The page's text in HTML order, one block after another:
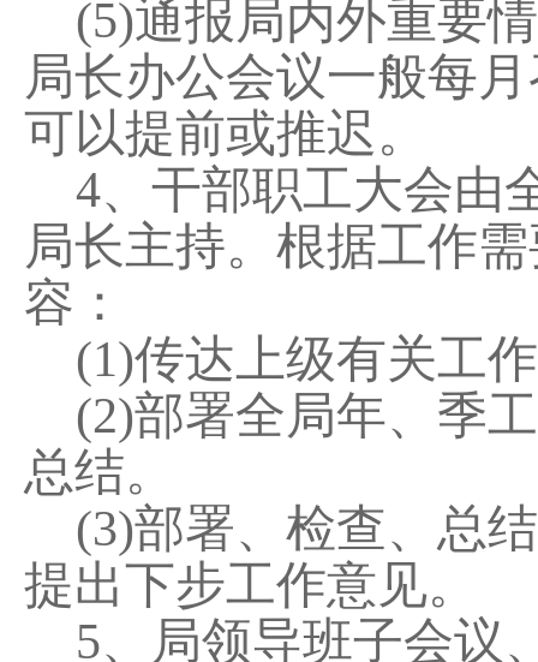
(5)通报局内外重要
局长办公会议一般每
可以提前或推迟。
4、干部职工大会由
局长主持。根据工作
容：
(1)传达上级有关工
(2)部署全局年、季
总结。
(3)部署、检查、总
提出下步工作意见。
5、局领导班子会议